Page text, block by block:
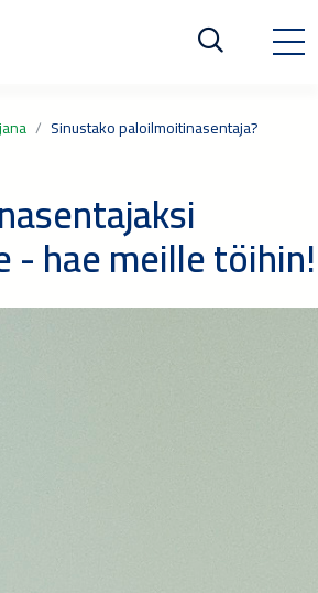
Sinustako paloilmoitinasentaja?
- hae meille töihin!